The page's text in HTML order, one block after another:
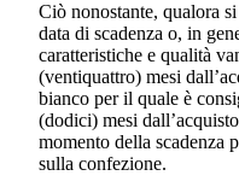
Ciò nonostante, qualora
data di scadenza o, in
caratteristiche e qualità
(ventiquattro) mesi
bianco per il quale è
(dodici) mesi
momento della scadenza
sulla confezione.